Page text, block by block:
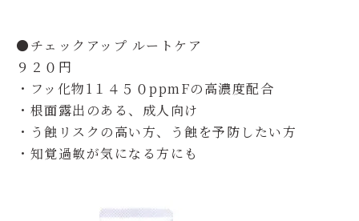
●チェックアップ ルートケア
９２０円
・フッ化物1１４５０ppmFの高濃度配合
・根面露出のある、成人向け
・う蝕リスクの高い方、う蝕を予防したい方
・知覚過敏が気になる方にも